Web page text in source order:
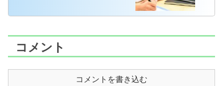
コメント
コメントを書き込む